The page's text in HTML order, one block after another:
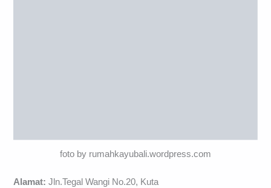
foto by rumahkayubali.wordpress.com
Alamat: Jln.Tegal Wangi No.20, Kuta